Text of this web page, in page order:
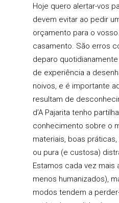
Hoje quero alertar-vos
devem evitar ao pedir
orçamento para o
casamento. São erros
deparo
de experiência a
noivos, e é importante
resultam de
d’A Pajarita tenho
conhecimento sobre o
materiais, boas
ou pura (e custosa)
Estamos cada vez mais
menos humanizados),
modos tendem a